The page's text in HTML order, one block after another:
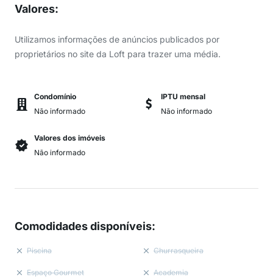
Valores:
Utilizamos informações de anúncios publicados por
proprietários no site da Loft para trazer uma média.
Condomínio
Não informado
IPTU mensal
Não informado
Valores dos imóveis
Não informado
Comodidades disponíveis:
Piscina Churrasqueira
Espaço Gourmet Academia